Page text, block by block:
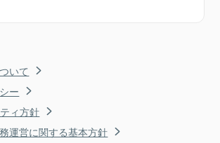
いて
ー
ィ方針
運営に関する基本方針